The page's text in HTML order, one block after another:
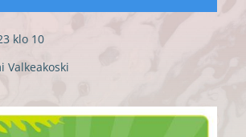
klo 10
Valkeakoski